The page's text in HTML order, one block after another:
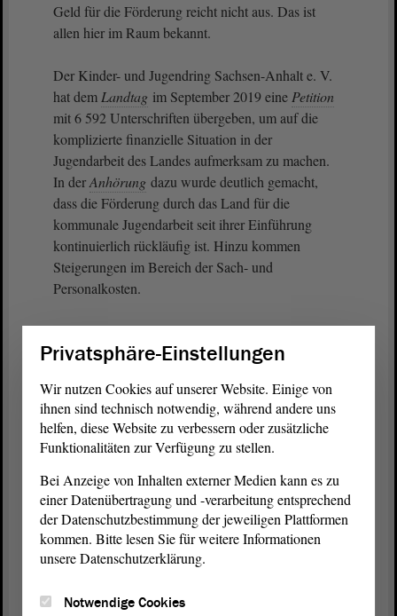
Geld für die Förderung reicht nicht aus. Das ist
allen hier im Raum bekannt.
Der Kinder- und Jugendring Sachsen-Anhalt e. V.
hat dem Landtag im September 2019 eine Petition
mit 6 592 Unterschriften übergeben, um auf die
komplizierte finanzielle Situation in der
Jugendarbeit des Landes aufmerksam zu machen.
In derAnhörung dazu wurde deutlich gemacht,
dass die Förderung durch das Land für die
kommunale Jugendarbeit seit ihrer Einführung
kontinuierlich rückläufig ist. Hinzu kommen
Steigerungen im Bereich der Sach- und
Personalkosten.
Mit der gesetzlichen Verankerung der
Jugendförderung im KJHG LSA sowie der im Jahr
Einführung einer Dynamisierung hat das Land zwar
Schritte in eine richtige Richtung eingeschlagen,
aber die drängendsten Probleme nicht gelöst.
In derPetition wurden drei Forderungen klar
dargestellt: erstens die Bereitstellung von
zusätzlichen Mitteln in Höhe von 3 Millionen € für
die kommunale Jugendarbeit im Landeshaushalt,
zweitens ein dynamischer Anstieg der
Einführung eines Flächenfaktors, um den
Privatsphäre-Einstellungen
Wir nutzen Cookies auf unserer Website. Einige von
ihnen sind technisch notwendig, während andere uns
helfen, diese Website zu verbessern oder zusätzliche
Funktionalitäten zur Verfügung zu stellen.
Bei Anzeige von Inhalten externer Medien kann es zu
einer Datenübertragung und -verarbeitung entsprechend
der Datenschutzbestimmung der jeweiligen Plattformen
kommen. Bitte lesen Sie für weitere Informationen
unsere Datenschutzerklärung.
Notwendige Cookies